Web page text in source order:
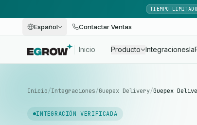
TIEMPO LIMITADO
Español Contactar Ventas
Inicio Producto IntegracionesIa
Inicio/Integraciones/Guepex Delivery/Guepex
INTEGRACIÓN VERIFICADA